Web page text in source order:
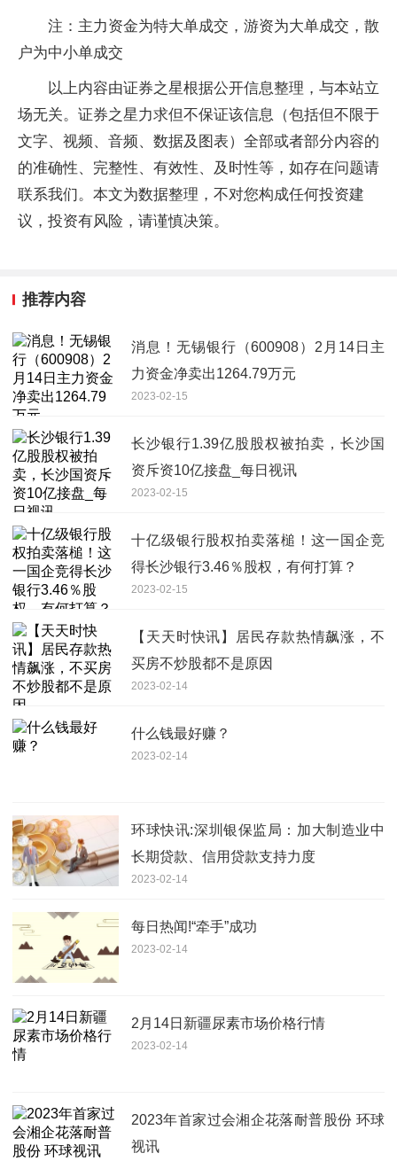
注：主力资金为特大单成交，游资为大单成交，散
户为中小单成交
以上内容由证券之星根据公开信息整理，与本站立
场无关。证券之星力求但不保证该信息（包括但不限于
文字、视频、音频、数据及图表）全部或者部分内容的
的准确性、完整性、有效性、及时性等，如存在问题请
联系我们。本文为数据整理，不对您构成任何投资建
议，投资有风险，请谨慎决策。
推荐内容
消息！无锡银行（600908）2月14日主
力资金净卖出1264.79万元
2023-02-15
长沙银行1.39亿股股权被拍卖，长沙国
资斥资10亿接盘_每日视讯
2023-02-15
十亿级银行股权拍卖落槌！这一国企竞
得长沙银行3.46％股权，有何打算？
2023-02-15
【天天时快讯】居民存款热情飙涨，不
买房不炒股都不是原因
2023-02-14
什么钱最好赚？
2023-02-14
环球快讯:深圳银保监局：加大制造业中
长期贷款、信用贷款支持力度
2023-02-14
每日热闻!“牵手”成功​
2023-02-14
2月14日新疆尿素市场价格行情
2023-02-14
2023年首家过会湘企花落耐普股份 环球
视讯